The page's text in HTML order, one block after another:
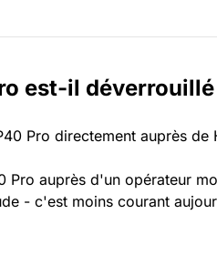
est-il
Pro directement auprès
Pro auprès d'un opérateur
- c'est moins courant